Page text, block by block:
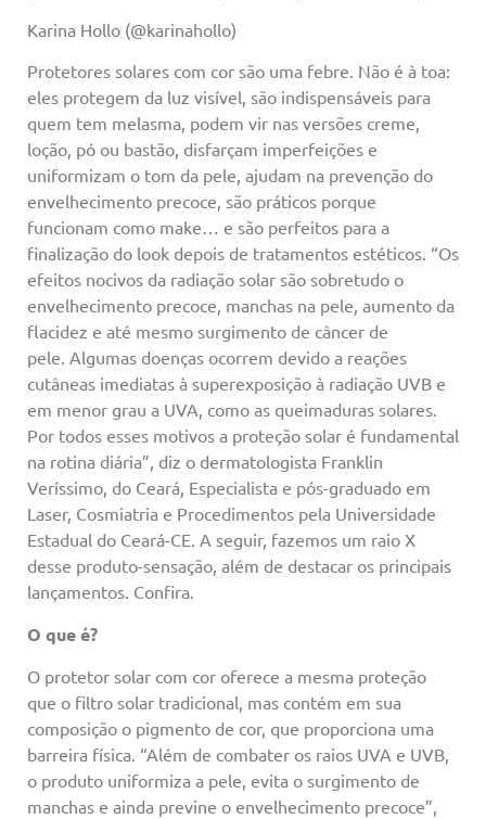
Karina Hollo (@karinahollo)
Protetores solares com cor são uma febre. Não é à toa:
eles protegem da luz visível, são indispensáveis para
quem tem melasma, podem vir nas versões creme,
loção, pó ou bastão, disfarçam imperfeições e
uniformizam o tom da pele, ajudam na prevenção do
envelhecimento precoce, são práticos porque
funcionam como make… e são perfeitos para a
finalização do look depois de tratamentos estéticos. “Os
efeitos nocivos da radiação solar são sobretudo o
envelhecimento precoce, manchas na pele, aumento da
flacidez e até mesmo surgimento de câncer de
pele. Algumas doenças ocorrem devido a reações
cutâneas imediatas à superexposição à radiação UVB e
em menor grau a UVA, como as queimaduras solares.
Por todos esses motivos a proteção solar é fundamental
na rotina diária”, diz o dermatologista Franklin
Veríssimo, do Ceará, Especialista e pós-graduado em
Laser, Cosmiatria e Procedimentos pela Universidade
Estadual do Ceará-CE. A seguir, fazemos um raio X
desse produto-sensação, além de destacar os principais
lançamentos. Confira.
O que é?
O protetor solar com cor oferece a mesma proteção
que o filtro solar tradicional, mas contém em sua
composição o pigmento de cor, que proporciona uma
barreira física. “Além de combater os raios UVA e UVB,
o produto uniformiza a pele, evita o surgimento de
manchas e ainda previne o envelhecimento precoce”,